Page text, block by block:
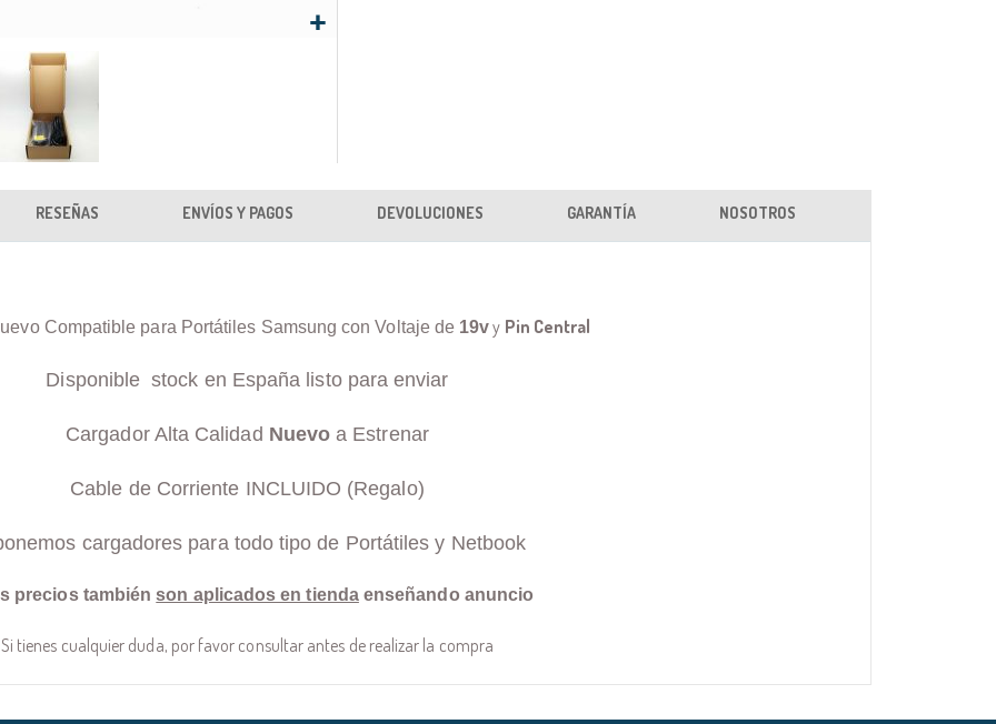
Compatible para Portátiles Samsung con Voltaje de 19v y Pin Central
Disponible stock en España listo para enviar
Cargador Alta Calidad Nuevo a Estrenar
Cable de Corriente INCLUIDO (Regalo)
cargadores para todo tipo de Portátiles y Netbook
precios también son aplicados en tienda enseñando anuncio
Si tienes cualquier duda, por favor consultar antes de realizar la compra
RESEÑAS ENVÍOS Y PAGOS DEVOLUCIONES GARANTÍA NOSOTROS